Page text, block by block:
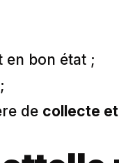
en bon état ;
de collecte